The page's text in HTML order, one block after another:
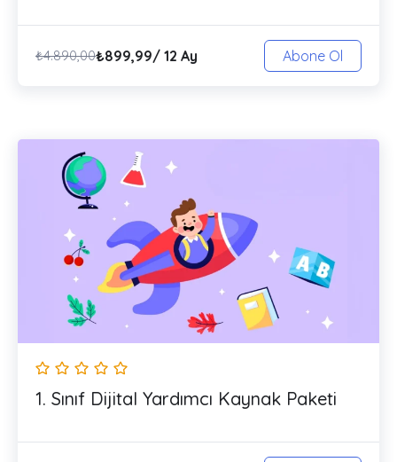
₺4.890,00₺899,99/ 12 Ay Abone Ol
1. Sınıf Dijital Yardımcı Kaynak Paketi